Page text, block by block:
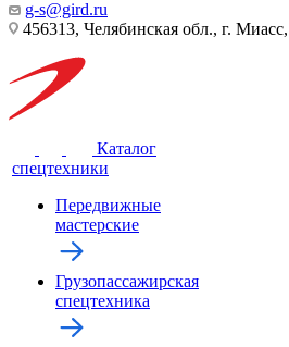
g-s@gird.ru
456313, Челябинская обл., г.
Каталог
спецтехники
Передвижные
мастерские
Грузопассажирская
спецтехника